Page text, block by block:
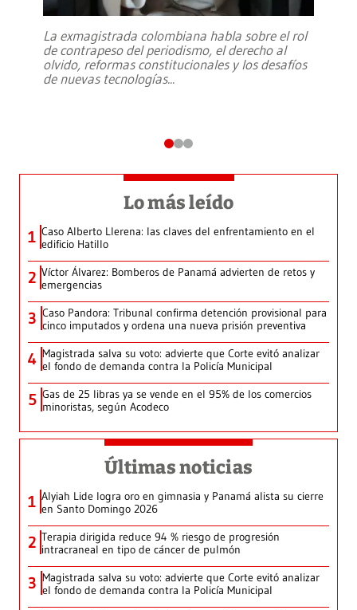
La exmagistrada colombiana habla sobre el rol
de contrapeso del periodismo, el derecho al
olvido, reformas constitucionales y los desafíos
de nuevas tecnologías...
Lo más leído
1 Caso Alberto Llerena: las claves del enfrentamiento en el
edificio Hatillo
2 Víctor Álvarez: Bomberos de Panamá advierten de retos y
emergencias
3 Caso Pandora: Tribunal confirma detención provisional para
cinco imputados y ordena una nueva prisión preventiva
4 Magistrada salva su voto: advierte que Corte evitó analizar
el fondo de demanda contra la Policía Municipal
5 Gas de 25 libras ya se vende en el 95% de los comercios
minoristas, según Acodeco
Últimas noticias
1 Alyiah Lide logra oro en gimnasia y Panamá alista su cierre
en Santo Domingo 2026
2 Terapia dirigida reduce 94 % riesgo de progresión
intracraneal en tipo de cáncer de pulmón
3 Magistrada salva su voto: advierte que Corte evitó analizar
el fondo de demanda contra la Policía Municipal